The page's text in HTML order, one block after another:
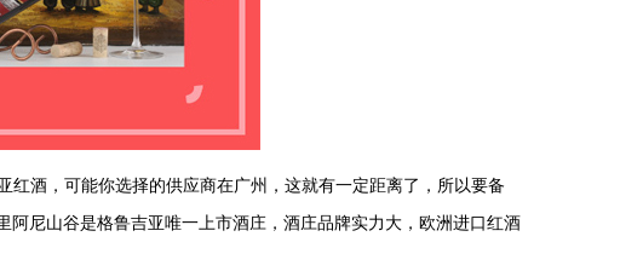
酒，可能你选择的供应商在广州，这就有一定距离了，所以要备
尼山谷是格鲁吉亚唯一上市酒庄，酒庄品牌实力大，欧洲进口红酒